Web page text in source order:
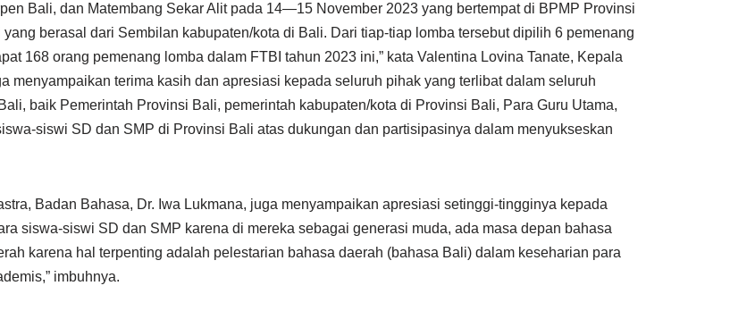
Bali, dan Matembang Sekar Alit pada 14—15 November 2023 yang bertempat di BPMP Provinsi
berasal dari Sembilan kabupaten/kota di Bali. Dari tiap-tiap lomba tersebut dipilih 6 pemenang
168 orang pemenang lomba dalam FTBI tahun 2023 ini,” kata Valentina Lovina Tanate, Kepala
menyampaikan terima kasih dan apresiasi kepada seluruh pihak yang terlibat dalam seluruh
baik Pemerintah Provinsi Bali, pemerintah kabupaten/kota di Provinsi Bali, Para Guru Utama,
siswi SD dan SMP di Provinsi Bali atas dukungan dan partisipasinya dalam menyukseskan
Badan Bahasa, Dr. Iwa Lukmana, juga menyampaikan apresiasi setinggi-tingginya kepada
siswa-siswi SD dan SMP karena di mereka sebagai generasi muda, ada masa depan bahasa
karena hal terpenting adalah pelestarian bahasa daerah (bahasa Bali) dalam keseharian para
imbuhnya.